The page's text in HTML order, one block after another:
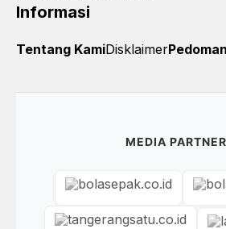
Informasi
Tentang KamiDisklaimer
MEDIA